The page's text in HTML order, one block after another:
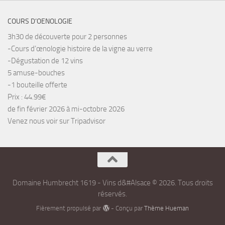
COURS D’OENOLOGIE
3h30 de découverte pour 2 personnes
-Cours d’œnologie histoire de la vigne au verre
-Dégustation de 12 vins
5 amuse-bouches
-1 bouteille offerte
Prix : 44.99€
de fin février 2026 à mi-octobre 2026
Venez nous voir sur Tripadvisor
Domaine Humbrecht 1619 - Vins d&#Alsace © 2026. Tous droits
réservés.
Fièrement propulsé par - Conçu par Thème Hueman